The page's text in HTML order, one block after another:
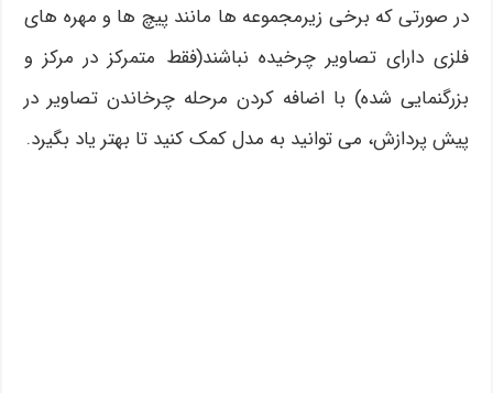
در صورتی که برخی زیرمجموعه ها مانند پیچ ها و مهره های
فلزی دارای تصاویر چرخیده نباشند(فقط متمرکز در مرکز و
بزرگنمایی شده) با اضافه کردن مرحله چرخاندن تصاویر در
پیش پردازش، می توانید به مدل کمک کنید تا بهتر یاد بگیرد.